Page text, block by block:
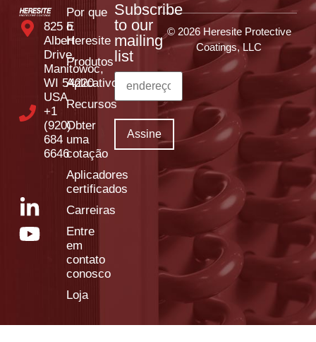
825 E
Albert
Drive,
Manitowoc,
WI 54220
USA
+1
(920)
684
6646
Por que
o
Heresite
Produtos
Aplicativos
Recursos
Obter
uma
cotação
Aplicadores
certificados
Carreiras
Entre
em
contato
conosco
Loja
Subscribe
to our
mailing
list
© 2026 Heresite Protective
Coatings, LLC